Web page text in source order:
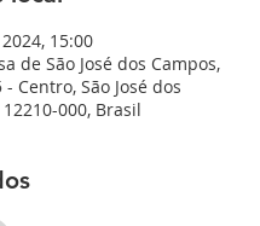
15:00
de São José dos Campos,
- Centro, São José dos
12210-000, Brasil